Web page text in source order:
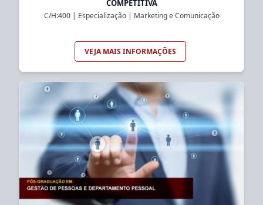
COMPETITIVA
C/H:400| Especialização| Marketing e Comunicação
VEJA MAIS INFORMAÇÕES